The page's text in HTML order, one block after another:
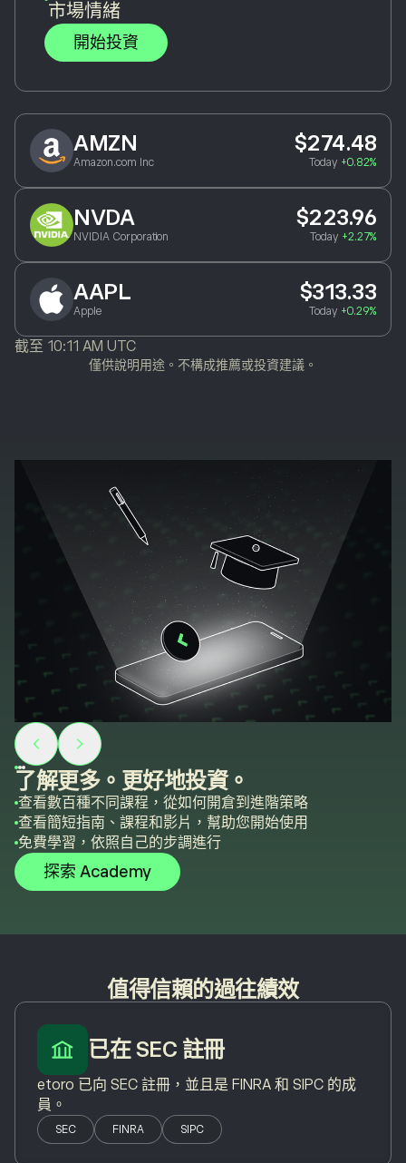
市場情緒
開始投資
AMZN
Amazon.com Inc
$274.48
Today +0.82%
NVDA
NVIDIA Corporation
$223.96
Today +2.27%
AAPL
Apple
$313.33
Today +0.29%
截至 10:11 AM UTC
僅供說明用途。不構成推薦或投資建議。
了解更多。更好地投資。
查看數百種不同課程，從如何開倉到進階策略
查看簡短指南、課程和影片，幫助您開始使用
免費學習，依照自己的步調進行
探索 Academy
值得信賴的過往績效
已在 SEC 註冊
etoro 已向 SEC 註冊，並且是 FINRA 和 SIPC 的成
員。
SEC FINRA SIPC